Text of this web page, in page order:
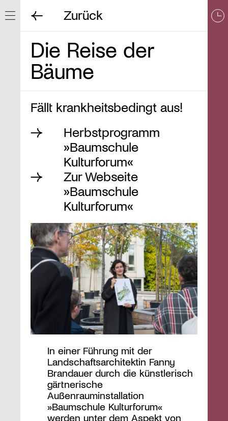
Navigation ein/ausblenden
Zurück
Die Reise der
Bäume
Fällt krankheitsbedingt aus!
Herbstprogramm
»Baumschule
Kulturforum«
Zur Webseite
»Baumschule
Kulturforum«
In einer Führung mit der
Landschaftsarchitektin Fanny
Brandauer durch die künstlerisch
gärtnerische
Außenrauminstallation
»Baumschule Kulturforum«
werden unter dem Aspekt von